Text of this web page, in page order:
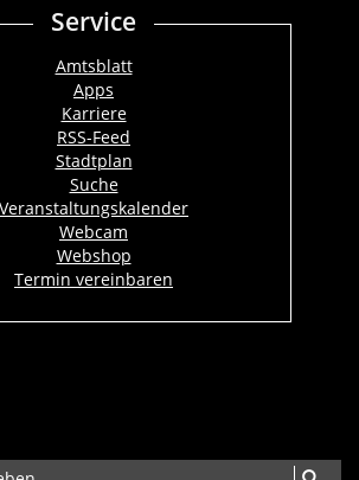
Service
Amtsblatt
Apps
Karriere
RSS-Feed
Stadtplan
Suche
Veranstaltungskalender
Webcam
Webshop
Termin vereinbaren